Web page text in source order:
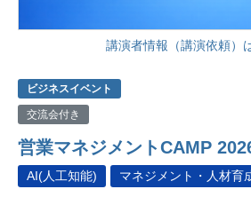
講演者情報（講演依頼）
ビジネスイベント
交流会付き
営業マネジメントCAMP
AI(人工知能) マネジメント・人材育